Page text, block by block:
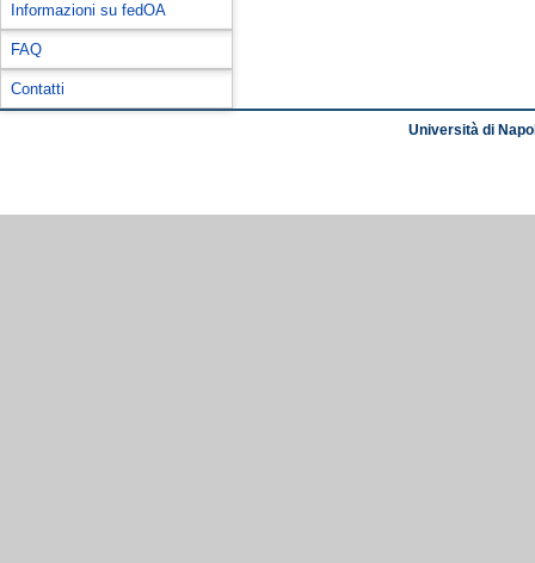
Informazioni su fedOA
FAQ
Contatti
Università di